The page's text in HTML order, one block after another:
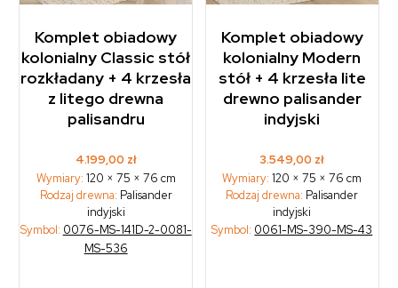
Komplet obiadowy
kolonialny Classic stół
rozkładany + 4 krzesła
z litego drewna
palisandru
4.199,00 zł
Wymiary: 120 × 75 × 76 cm
Rodzaj drewna: Palisander
indyjski
Symbol: 0076-MS-141D-2-0081-
MS-536
Komplet obiadowy
kolonialny Modern
stół + 4 krzesła lite
drewno palisander
indyjski
3.549,00 zł
Wymiary:120 × 75 × 76 cm
Rodzaj drewna: Palisander
indyjski
Symbol: 0061-MS-390-MS-43